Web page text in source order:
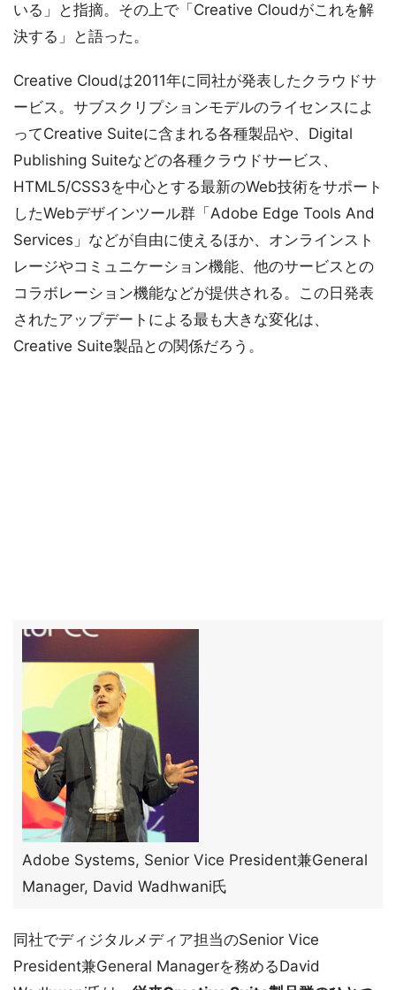
いる」と指摘。その上で「Creative Cloudがこれを解
決する」と語った。
Creative Cloudは2011年に同社が発表したクラウドサ
ービス。サブスクリプションモデルのライセンスによ
ってCreative Suiteに含まれる各種製品や、Digital
Publishing Suiteなどの各種クラウドサービス、
HTML5/CSS3を中心とする最新のWeb技術をサポート
したWebデザインツール群「Adobe Edge Tools And
Services」などが自由に使えるほか、オンラインスト
レージやコミュニケーション機能、他のサービスとの
コラボレーション機能などが提供される。この日発表
されたアップデートによる最も大きな変化は、
Creative Suite製品との関係だろう。
Adobe Systems, Senior Vice President兼General
Manager, David Wadhwani氏
同社でディジタルメディア担当のSenior Vice
President兼General Managerを務めるDavid